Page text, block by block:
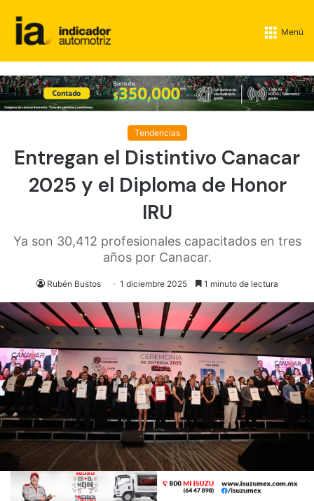
Menú
Tendencias
Entregan el Distintivo Canacar
2025 y el Diploma de Honor
IRU
Ya son 30,412 profesionales capacitados en tres
años por Canacar.
Rubén Bustos 1 diciembre 2025 1 minuto de lectura